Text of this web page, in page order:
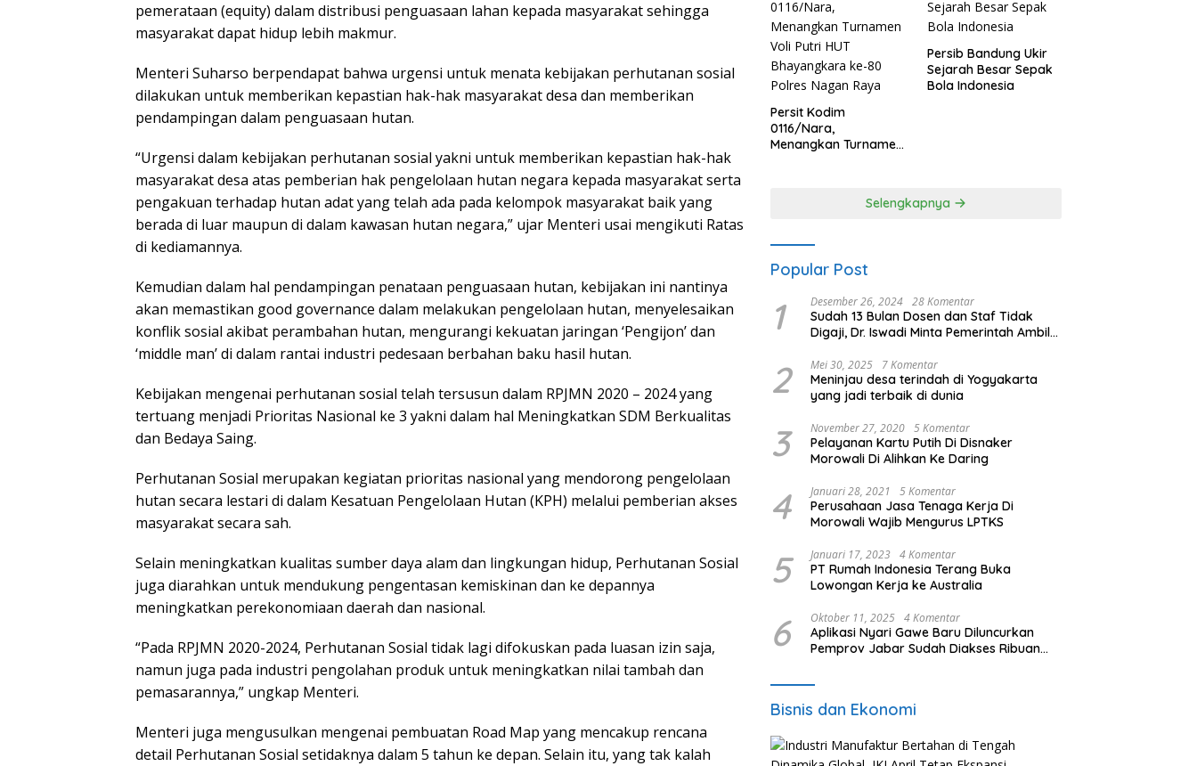
pemerataan (equity) dalam distribusi penguasaan lahan kepada masyarakat sehingga
masyarakat dapat hidup lebih makmur.
Menteri Suharso berpendapat bahwa urgensi untuk menata kebijakan perhutanan sosial
dilakukan untuk memberikan kepastian hak-hak masyarakat desa dan memberikan
pendampingan dalam penguasaan hutan.
“Urgensi dalam kebijakan perhutanan sosial yakni untuk memberikan kepastian hak-hak
masyarakat desa atas pemberian hak pengelolaan hutan negara kepada masyarakat serta
pengakuan terhadap hutan adat yang telah ada pada kelompok masyarakat baik yang
berada di luar maupun di dalam kawasan hutan negara,” ujar Menteri usai mengikuti Ratas
di kediamannya.
Kemudian dalam hal pendampingan penataan penguasaan hutan, kebijakan ini nantinya
akan memastikan good governance dalam melakukan pengelolaan hutan, menyelesaikan
konflik sosial akibat perambahan hutan, mengurangi kekuatan jaringan ‘Pengijon’ dan
‘middle man’ di dalam rantai industri pedesaan berbahan baku hasil hutan.
Kebijakan mengenai perhutanan sosial telah tersusun dalam RPJMN 2020 – 2024 yang
tertuang menjadi Prioritas Nasional ke 3 yakni dalam hal Meningkatkan SDM Berkualitas
dan Bedaya Saing.
Perhutanan Sosial merupakan kegiatan prioritas nasional yang mendorong pengelolaan
hutan secara lestari di dalam Kesatuan Pengelolaan Hutan (KPH) melalui pemberian akses
masyarakat secara sah.
Selain meningkatkan kualitas sumber daya alam dan lingkungan hidup, Perhutanan Sosial
juga diarahkan untuk mendukung pengentasan kemiskinan dan ke depannya
meningkatkan perekonomiaan daerah dan nasional.
“Pada RPJMN 2020-2024, Perhutanan Sosial tidak lagi difokuskan pada luasan izin saja,
namun juga pada industri pengolahan produk untuk meningkatkan nilai tambah dan
pemasarannya,” ungkap Menteri.
Menteri juga mengusulkan mengenai pembuatan Road Map yang mencakup rencana
detail Perhutanan Sosial setidaknya dalam 5 tahun ke depan. Selain itu, yang tak kalah
Persit Kodim
0116/Nara,
Menangkan Turnamen
Persib Bandung Ukir
Sejarah Besar Sepak
Bola Indonesia
Selengkapnya
Popular Post
1 Desember 26, 2024 28 Komentar
Sudah 13 Bulan Dosen dan Staf Tidak
Digaji, Dr. Iswadi Minta Pemerintah Ambil
2 Mei 30, 2025 7 Komentar
Meninjau desa terindah di Yogyakarta
yang jadi terbaik di dunia
3 November 27, 2020 5 Komentar
Pelayanan Kartu Putih Di Disnaker
Morowali Di Alihkan Ke Daring
4 Januari 28, 2021 5 Komentar
Perusahaan Jasa Tenaga Kerja Di
Morowali Wajib Mengurus LPTKS
5 Januari 17, 2023 4 Komentar
PT Rumah Indonesia Terang Buka
Lowongan Kerja ke Australia
6 Oktober 11, 2025 4 Komentar
Aplikasi Nyari Gawe Baru Diluncurkan
Pemprov Jabar Sudah Diakses Ribuan
Bisnis dan Ekonomi